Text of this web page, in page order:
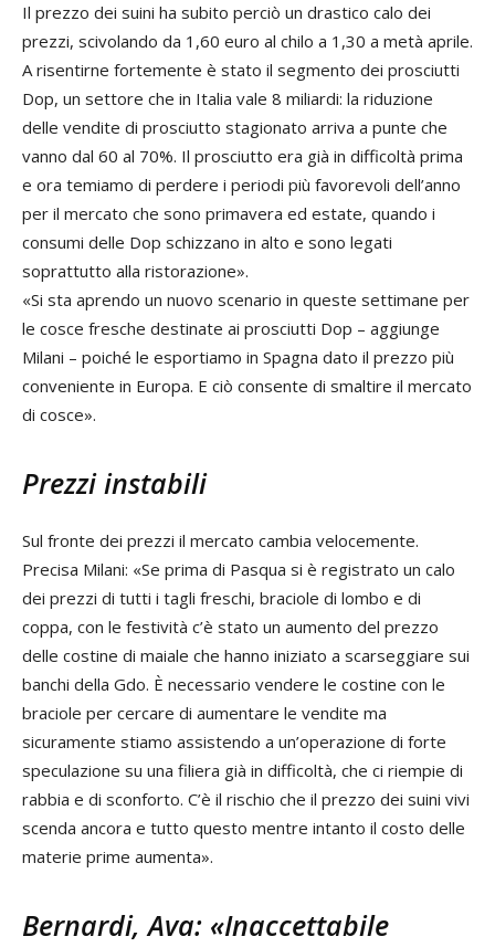
Il prezzo dei suini ha subito perciò un drastico calo dei
prezzi, scivolando da 1,60 euro al chilo a 1,30 a metà aprile.
A risentirne fortemente è stato il segmento dei prosciutti
Dop, un settore che in Italia vale 8 miliardi: la riduzione
delle vendite di prosciutto stagionato arriva a punte che
vanno dal 60 al 70%. Il prosciutto era già in difficoltà prima
e ora temiamo di perdere i periodi più favorevoli dell’anno
per il mercato che sono primavera ed estate, quando i
consumi delle Dop schizzano in alto e sono legati
soprattutto alla ristorazione».
«Si sta aprendo un nuovo scenario in queste settimane per
le cosce fresche destinate ai prosciutti Dop – aggiunge
Milani – poiché le esportiamo in Spagna dato il prezzo più
conveniente in Europa. E ciò consente di smaltire il mercato
di cosce».
Prezzi instabili
Sul fronte dei prezzi il mercato cambia velocemente.
Precisa Milani: «Se prima di Pasqua si è registrato un calo
dei prezzi di tutti i tagli freschi, braciole di lombo e di
coppa, con le festività c’è stato un aumento del prezzo
delle costine di maiale che hanno iniziato a scarseggiare sui
banchi della Gdo. È necessario vendere le costine con le
braciole per cercare di aumentare le vendite ma
sicuramente stiamo assistendo a un’operazione di forte
speculazione su una filiera già in difficoltà, che ci riempie di
rabbia e di sconforto. C’è il rischio che il prezzo dei suini vivi
scenda ancora e tutto questo mentre intanto il costo delle
materie prime aumenta».
Bernardi, Ava: «Inaccettabile